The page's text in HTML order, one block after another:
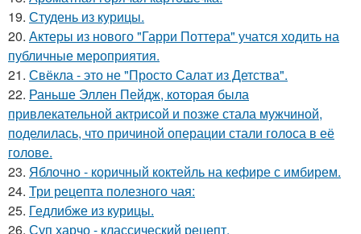
19. Студень из курицы.
20. Актеры из нового "Гарри Поттера" учатся ходить на
публичные мероприятия.
21. Свёкла - это не "Просто Салат из Детства".
22. Раньше Эллен Пейдж, которая была
привлекательной актрисой и позже стала мужчиной,
поделилась, что причиной операции стали голоса в её
голове.
23. Яблочно - коричный коктейль на кефире с имбирем.
24. Три рецепта полезного чая:
25. Гедлибже из курицы.
26. Суп харчо - классический рецепт.